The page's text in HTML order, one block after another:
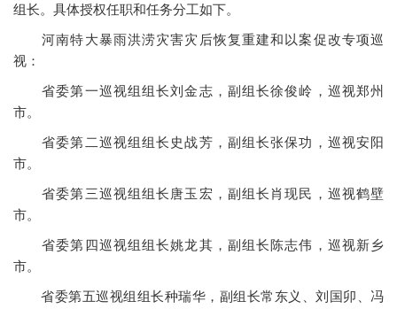
组长。具体授权任职和任务分工如下。
河南特大暴雨洪涝灾害灾后恢复重建和以案促改专项巡
视：
省委第一巡视组组长刘金志，副组长徐俊岭，巡视郑州
市。
省委第二巡视组组长史战芳，副组长张保功，巡视安阳
市。
省委第三巡视组组长唐玉宏，副组长肖现民，巡视鹤壁
市。
省委第四巡视组组长姚龙其，副组长陈志伟，巡视新乡
市。
省委第五巡视组组长种瑞华，副组长常东义、刘国卯、冯